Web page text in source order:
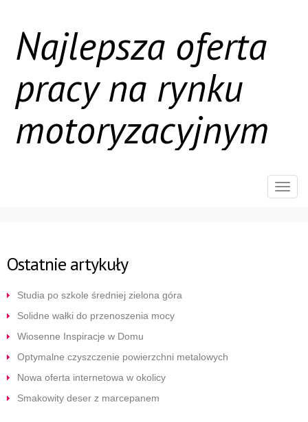
Najlepsza oferta
pracy na rynku
motoryzacyjnym
Ostatnie artykuły
Studia po szkole średniej zielona góra
Solidne wałki do przenoszenia mocy
Wiosenne Inspiracje w Domu
Optymalne czyszczenie powierzchni metalowych
Nowa oferta internetowa w okolicy
Smakowity deser z marcepanem